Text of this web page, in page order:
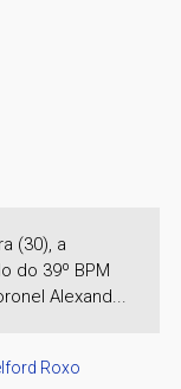
(30), a
do 39º BPM
Alexand...
Roxo